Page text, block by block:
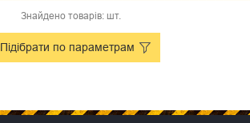
Знайдено товарів: шт.
Підібрати по параметрам